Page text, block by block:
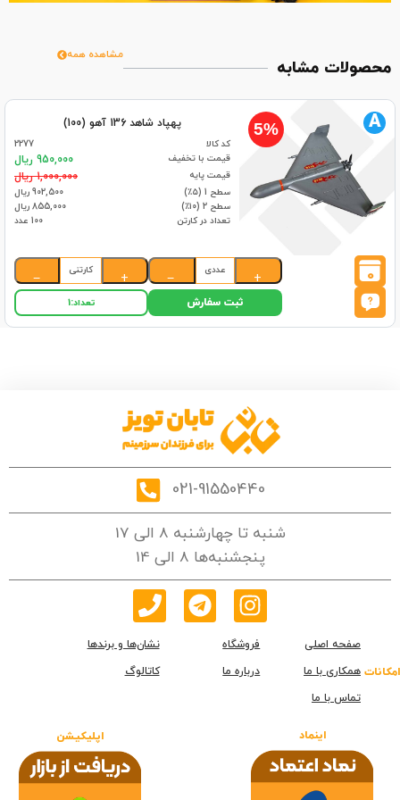
محصولات مشابه
مشاهده همه
5% پهپاد شاهد 136 آهو (100)
کد کالا
2277
قیمت با تخفیف
950,000 ریال
قیمت پایه 1,000,000 ریال
سطح 1 (۵٪)
902,500 ریال
سطح 2 (۱۰٪)
855,000 ریال
تعداد در کارتن
100 عدد
0
A
+
عددی
−
+
کارتنی
−
ثبت سفارش تعداد:1
021-91550440
شنبه تا چهارشنبه 8 الی 17
پنجشنبه‌ها 8 الی 14
امکانات
صفحه اصلی فروشگاه
نشان‌ها و برندها
همکاری با ما
درباره ما
کاتالوگ
تماس با ما
اینماد اپلیکیشن